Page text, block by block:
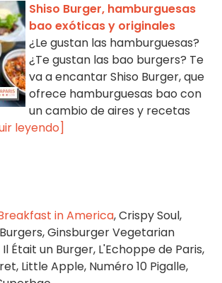
Shiso Burger, hamburguesas
bao exóticas y originales
¿Le gustan las hamburguesas?
¿Te gustan las bao burgers? Te
va a encantar Shiso Burger, que
ofrece hamburguesas bao con
un cambio de aires y recetas
leyendo]
in America, Crispy Soul,
Ginsburger Vegetarian
Était un Burger, L'Echoppe de Paris,
Little Apple, Numéro 10 Pigalle,